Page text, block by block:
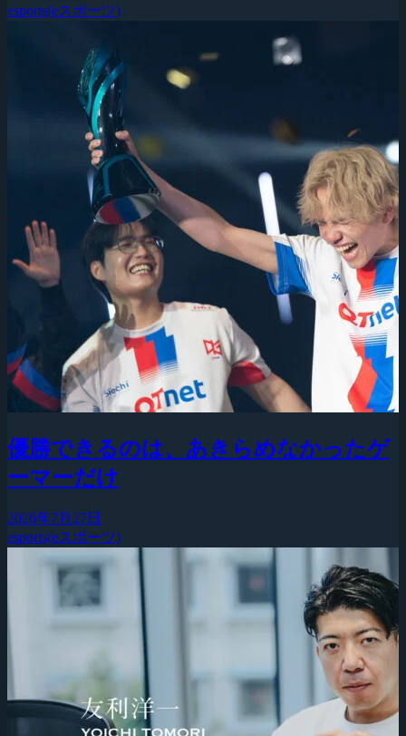
esports(eスポーツ)
優勝できるのは、あきらめなかったゲ
ーマーだけ
2026年7月27日
esports(eスポーツ)